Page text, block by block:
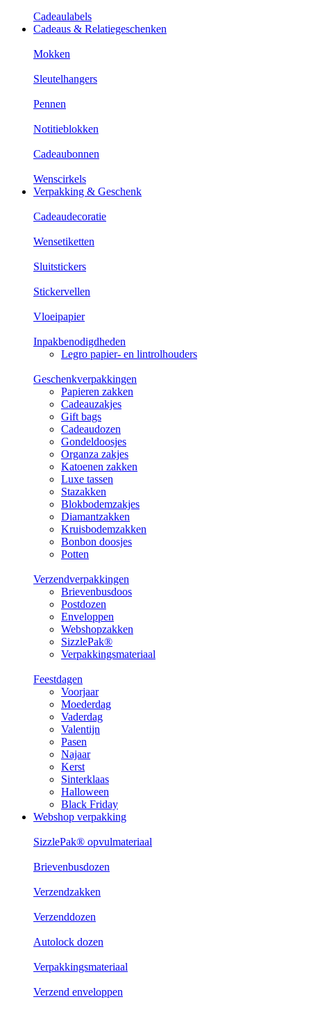
Cadeaulabels
Cadeaus & Relatiegeschenken
Mokken
Sleutelhangers
Pennen
Notitieblokken
Cadeaubonnen
Wenscirkels
Verpakking & Geschenk
Cadeaudecoratie
Wensetiketten
Sluitstickers
Stickervellen
Vloeipapier
Inpakbenodigdheden
Legro papier- en lintrolhouders
Geschenkverpakkingen
Papieren zakken
Cadeauzakjes
Gift bags
Cadeaudozen
Gondeldoosjes
Organza zakjes
Katoenen zakken
Luxe tassen
Stazakken
Blokbodemzakjes
Diamantzakken
Kruisbodemzakken
Bonbon doosjes
Potten
Verzendverpakkingen
Brievenbusdoos
Postdozen
Enveloppen
Webshopzakken
SizzlePak®
Verpakkingsmateriaal
Feestdagen
Voorjaar
Moederdag
Vaderdag
Valentijn
Pasen
Najaar
Kerst
Sinterklaas
Halloween
Black Friday
Webshop verpakking
SizzlePak® opvulmateriaal
Brievenbusdozen
Verzendzakken
Verzenddozen
Autolock dozen
Verpakkingsmateriaal
Verzend enveloppen